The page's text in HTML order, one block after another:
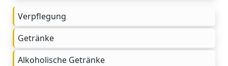
Verpflegung
Getränke
Alkoholische Getränke